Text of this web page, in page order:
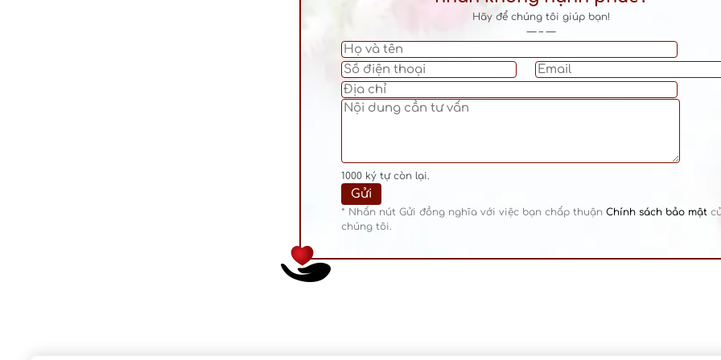
Hãy để chúng tôi giúp bạn!
— – —
1000 ký tự còn lại.
* Nhấn nút Gửi đồng nghĩa với việc bạn chấp thuận Chính sách bảo mật
chúng tôi.